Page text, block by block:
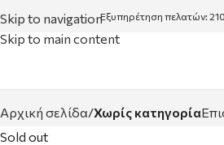
Skip to navigation
Skip to main content
Εξυπηρέτηση πελατών:
Αρχική σελίδα Χωρίς κατηγορία
Sold out